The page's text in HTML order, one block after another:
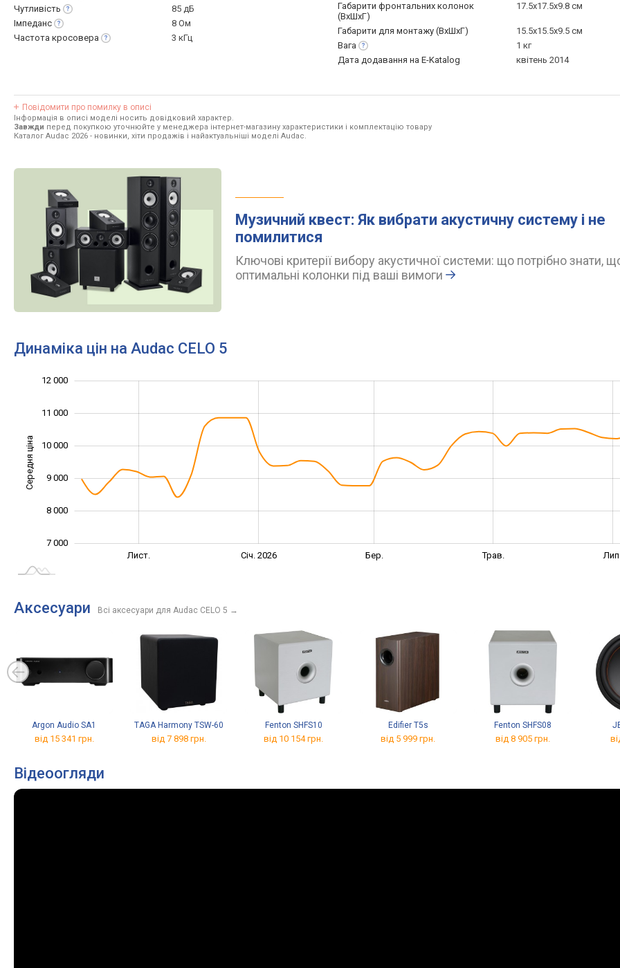
Чутливість
85 дБ
Імпеданс
8 Ом
Частота кросовера 3 кГц
Габарити фронтальних колонок
(ВхШхГ)
17.5x17.5x9.8 см
Габарити для монтажу (ВхШхГ)
15.5x15.5x9.5 см
Вага
1 кг
Дата додавання на E-Katalog
квітень 2014
Повідомити про помилку в описі
Інформація в описі моделі носить довідковий характер.
Завжди перед покупкою уточнюйте у менеджера інтернет-магазину характеристики і комплектацію товару
Каталог Audac 2026 - новинки, хіти продажів і найактуальніші моделі Audac.
Музичний квест: Як вибрати акустичну систему і не
помилитися
Ключові критерії вибору акустичної системи: що потрібно знати,
оптимальні колонки під ваші вимоги
Динаміка цін на Audac CELO 5
Середня ціна
7 000
8 000
9 000
10 000
11 000
12 000
Лист. Січ. 2026 Бер. Трав.
Аксесуари Всі аксесуари для Audac CELO 5 →
Argon Audio SA1
від 15 341 грн.
TAGA Harmony TSW-60
від 7 898 грн.
Fenton SHFS10
від 10 154 грн.
Edifier T5s
від 5 999 грн.
Fenton SHFS08
від 8 905 грн.
Відеоогляди